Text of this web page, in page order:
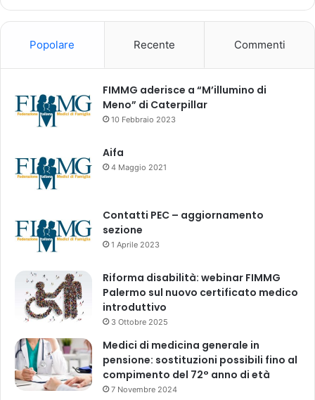
8
o
e
2
3
Popolare Recente Commenti
FIMMG aderisce a “M’illumino di
Meno” di Caterpillar
10 Febbraio 2023
Aifa
4 Maggio 2021
Contatti PEC – aggiornamento
sezione
1 Aprile 2023
Riforma disabilità: webinar FIMMG
Palermo sul nuovo certificato medico
introduttivo
3 Ottobre 2025
Medici di medicina generale in
pensione: sostituzioni possibili fino al
compimento del 72° anno di età
7 Novembre 2024